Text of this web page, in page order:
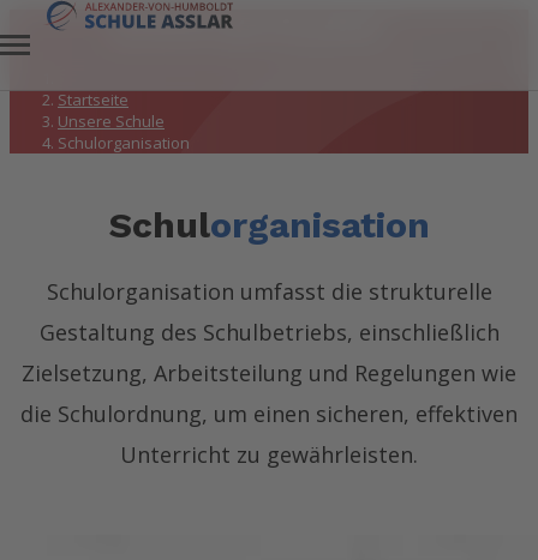
Schulorganisation
Startseite
Unsere Schule
Schulorganisation
Schulorganisation
Schulorganisation umfasst die strukturelle
Gestaltung des Schulbetriebs, einschließlich
Zielsetzung, Arbeitsteilung und Regelungen wie
die Schulordnung, um einen sicheren, effektiven
Unterricht zu gewährleisten.